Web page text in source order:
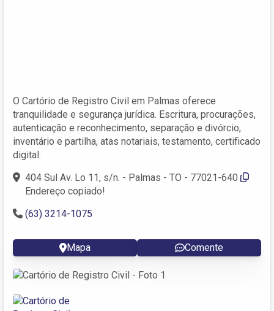
O Cartório de Registro Civil em Palmas oferece
tranquilidade e segurança jurídica. Escritura, procurações,
autenticação e reconhecimento, separação e divórcio,
inventário e partilha, atas notariais, testamento, certificado
digital.
404 Sul Av. Lo 11, s/n. - Palmas - TO - 77021-640
Endereço copiado!
(63) 3214-1075
Mapa Comente